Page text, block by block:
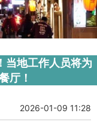
当地工作人员将为
厅！
2026-01-09 11:28